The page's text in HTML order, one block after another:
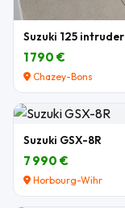
Suzuki 125 intruder
1 790 €
Chazey-Bons
Suzuki GSX-8R
7 990 €
Horbourg-Wihr